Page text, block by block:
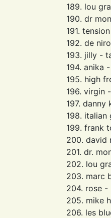
189. lou
190. dr
191.
192. de
193. jilly -
194. anika
195. high
196. virgin
197.
198.
199. frank
200. david
201. dr.
202. lou
203. marc
204. rose -
205. mike
206. les